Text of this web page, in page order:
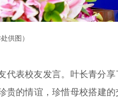
供图）
代表校友发言。叶长青分享
贵的情谊，珍惜母校搭建